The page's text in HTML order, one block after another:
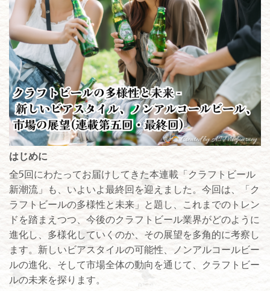
はじめに
全5回にわたってお届けしてきた本連載「クラフトビール
新潮流」も、いよいよ最終回を迎えました。今回は、「ク
ラフトビールの多様性と未来」と題し、これまでのトレン
ドを踏まえつつ、今後のクラフトビール業界がどのように
進化し、多様化していくのか、その展望を多角的に考察し
ます。新しいビアスタイルの可能性、ノンアルコールビー
ルの進化、そして市場全体の動向を通じて、クラフトビー
ルの未来を探ります。